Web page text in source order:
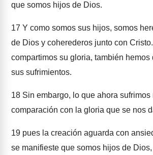
que somos hijos de Dios.
17 Y como somos sus hijos, somos
de Dios y coherederos junto con
compartimos su gloria, también hemos
sus sufrimientos.
18 Sin embargo, lo que ahora sufrimos
comparación con la gloria que se nos
19 pues la creación aguarda con
se manifieste que somos hijos de Dios,